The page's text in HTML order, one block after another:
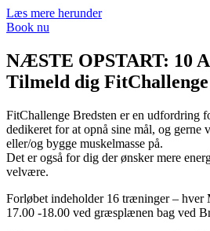
Læs mere herunder
Book nu
NÆSTE OPSTART: 10
Tilmeld dig
FitChallenge Bredsten er en udfordring
dedikeret for at opnå sine mål, og gerne
eller/og bygge muskelmasse på.
Det er også for dig der ønsker mere
velvære.
Forløbet indeholder 16 træninger – hver
17.00 -18.00 ved græsplænen bag ved